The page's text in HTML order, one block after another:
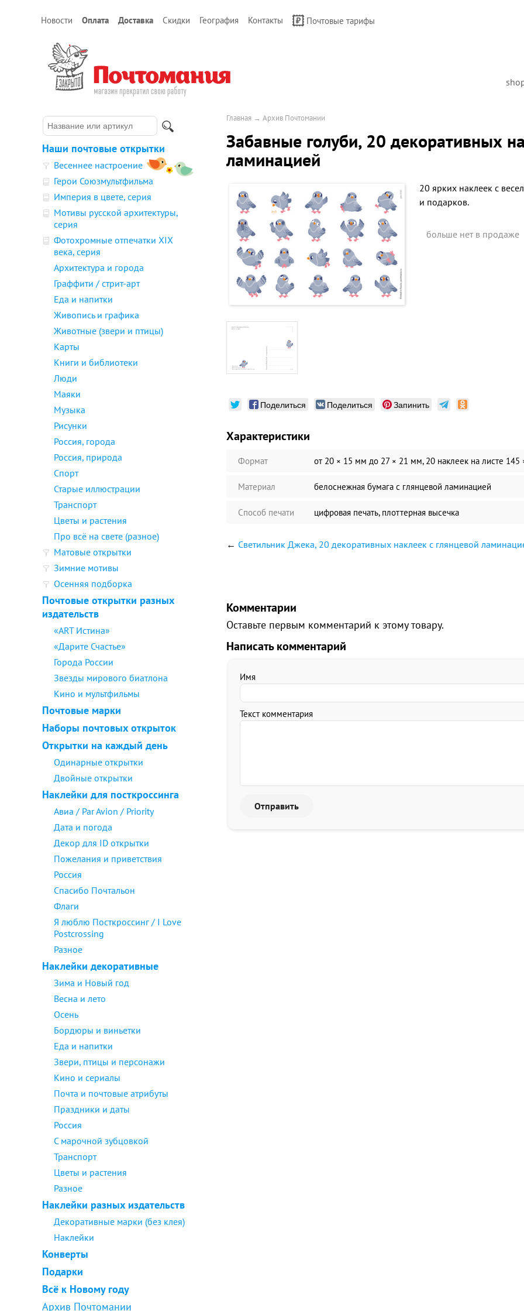
Новости Оплата Доставка Скидки География Контакты Почтовые тарифы
Наши почтовые открытки
Весеннее настроение
Герои Союзмультфильма
Империя в цвете, серия
Мотивы русской архитектуры,
серия
Фотохромные отпечатки XIX
века, серия
Архитектура и города
Граффити / стрит-арт
Еда и напитки
Живопись и графика
Животные (звери и птицы)
Карты
Книги и библиотеки
Люди
Маяки
Музыка
Рисунки
Россия, города
Россия, природа
Спорт
Старые иллюстрации
Транспорт
Цветы и растения
Про всё на свете (разное)
Матовые открытки
Зимние мотивы
Осенняя подборка
Почтовые открытки разных
издательств
«ART Истина»
«Дарите Счастье»
Города России
Звезды мирового биатлона
Кино и мультфильмы
Почтовые марки
Наборы почтовых открыток
Открытки на каждый день
Одинарные открытки
Двойные открытки
Наклейки для посткроссинга
Авиа / Par Avion / Priority
Дата и погода
Декор для ID открытки
Пожелания и приветствия
Россия
Спасибо Почтальон
Флаги
Я люблю Посткроссинг / I Love
Postcrossing
Разное
Наклейки декоративные
Зима и Новый год
Весна и лето
Осень
Бордюры и виньетки
Еда и напитки
Звери, птицы и персонажи
Кино и сериалы
Почта и почтовые атрибуты
Праздники и даты
Россия
С марочной зубцовкой
Транспорт
Цветы и растения
Разное
Наклейки разных издательств
Декоративные марки (без клея)
Наклейки
Конверты
Подарки
Всё к Новому году
Архив Почтомании
Главная → Архив Почтомании
Забавные голуби, 20 декоративных
ламинацией
20 ярких наклеек с
и подарков.
больше нет в продаже
Поделиться Поделиться Запинить
Характеристики
Формат от 20 × 15 мм до 27 × 21 мм, 20 наклеек на листе
Материал белоснежная бумага c глянцевой ламинацией
Способ печати цифровая печать, плоттерная высечка
← Светильник Джека, 20 декоративных наклеек с глянцевой
Комментарии
Оставьте первым комментарий к этому товару.
Написать комментарий
Имя
Текст комментария